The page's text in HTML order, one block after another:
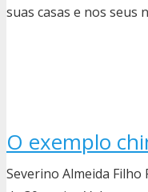
suas casas e nos seus
O exemplo
Severino Almeida Filho